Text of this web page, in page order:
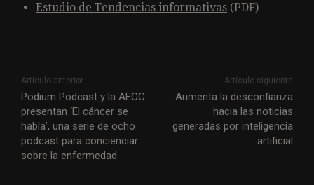
Estudio de Tendencias informativas (PDF)
Artículo anterior
Podium Podcast y la AECC
presentan ‘El cáncer se
habla’, una serie de ocho
podcast para concienciar
sobre la enfermedad
Artículo siguiente
Aumenta la desconfianza
hacia las noticias
generadas por inteligencia
artificial